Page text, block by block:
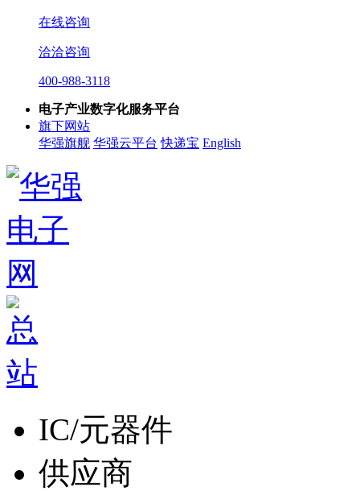
在线咨询
洽洽咨询
400-988-3118
电子产业数字化服务平台
旗下网站
华强旗舰 华强云平台 快递宝 English
IC/元器件
供应商